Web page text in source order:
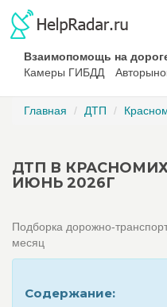
Взаимопомощь на
Камеры ГИБДД
Главная ДТП
ДТП В
ИЮНЬ 2026Г
Подборка дорожно-
месяц
Содержание: